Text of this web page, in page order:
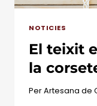
NOTICIES
El teixit
la
PerArtesana de